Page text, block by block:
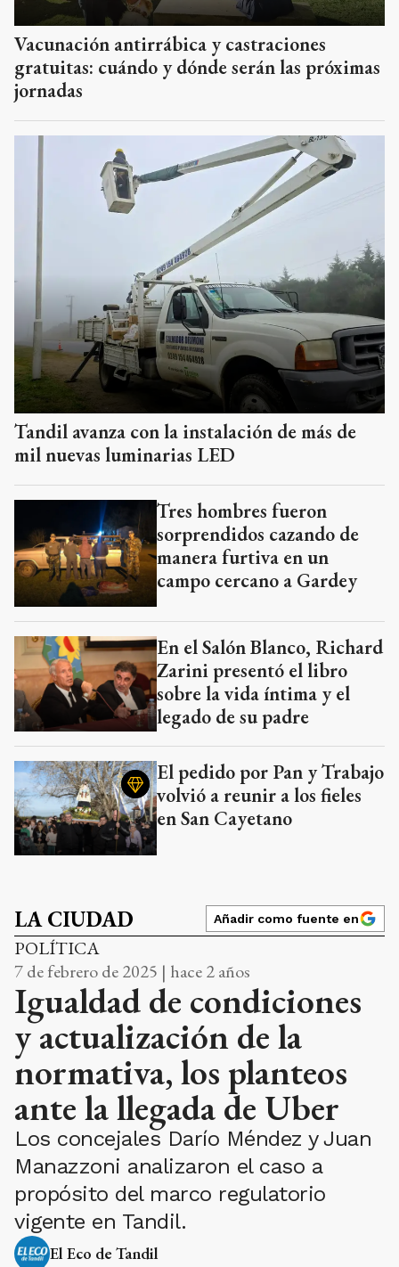
Vacunación antirrábica y castraciones
gratuitas: cuándo y dónde serán las próximas
jornadas
Tandil avanza con la instalación de más de
mil nuevas luminarias LED
Tres hombres fueron
sorprendidos cazando de
manera furtiva en un
campo cercano a Gardey
En el Salón Blanco, Richard
Zarini presentó el libro
sobre la vida íntima y el
legado de su padre
El pedido por Pan y Trabajo
volvió a reunir a los fieles
en San Cayetano
LA CIUDAD Añadir como fuente en
POLÍTICA
7 de febrero de 2025 | hace 2 años
Igualdad de condiciones
y actualización de la
normativa, los planteos
ante la llegada de Uber
Los concejales Darío Méndez y Juan
Manazzoni analizaron el caso a
propósito del marco regulatorio
vigente en Tandil.
El Eco de Tandil